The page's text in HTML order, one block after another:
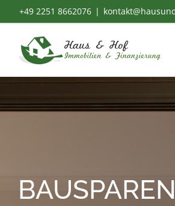
springen
+49 2251 8662076 |
BAUSPAREN